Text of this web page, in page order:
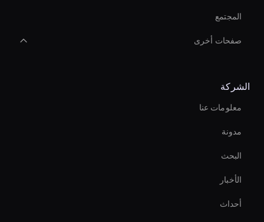
المجتمع
صفحات أخرى
Virtual Spokesperson For Branding
Self-Learning Ai Avatar
Ai Avatar For Video Calls
Ai Avatar For Zoom Meetings
Personalized Ai Avatar For Online Learning
Hr Ai Avatar
الشركة
معلومات عنا
مدونة
البحث
الأخبار
أحداث